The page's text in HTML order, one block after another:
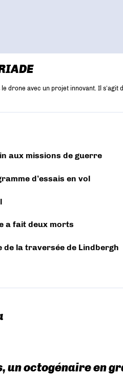
drone avec un projet innovant. Il
aux missions de guerre
d’essais en vol
a fait deux morts
la traversée de Lindbergh
octogénaire en